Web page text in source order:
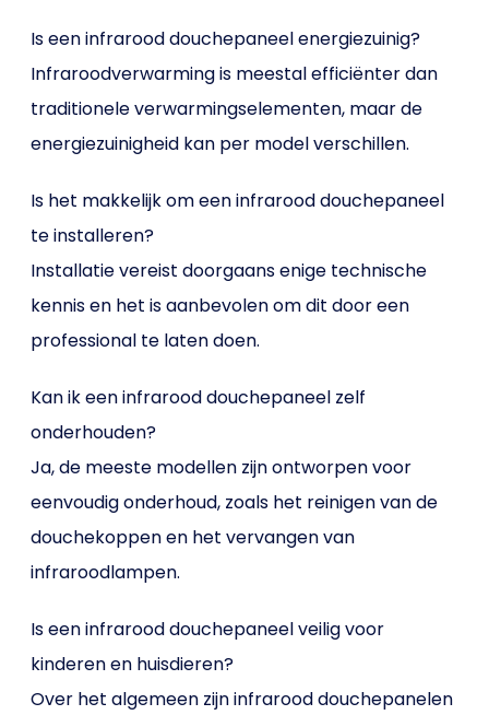
Is een infrarood douchepaneel energiezuinig?
Infraroodverwarming is meestal efficiënter dan
traditionele verwarmingselementen, maar de
energiezuinigheid kan per model verschillen.
Is het makkelijk om een infrarood douchepaneel
te installeren?
Installatie vereist doorgaans enige technische
kennis en het is aanbevolen om dit door een
professional te laten doen.
Kan ik een infrarood douchepaneel zelf
onderhouden?
Ja, de meeste modellen zijn ontworpen voor
eenvoudig onderhoud, zoals het reinigen van de
douchekoppen en het vervangen van
infraroodlampen.
Is een infrarood douchepaneel veilig voor
kinderen en huisdieren?
Over het algemeen zijn infrarood douchepanelen